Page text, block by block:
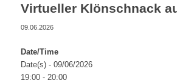
Virtueller Klönschnack
09.06.2026
Date/Time
Date(s) - 09/06/2026
19:00 - 20:00